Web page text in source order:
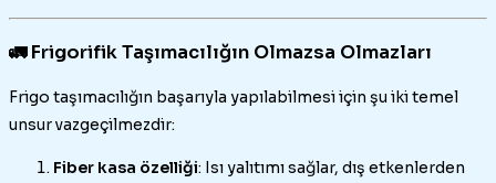
🚛 Frigorifik Taşımacılığın Olmazsa Olmazları
Frigo taşımacılığın başarıyla yapılabilmesi için şu iki temel
unsur vazgeçilmezdir:
Fiber kasa özelliği: Isı yalıtımı sağlar, dış etkenlerden